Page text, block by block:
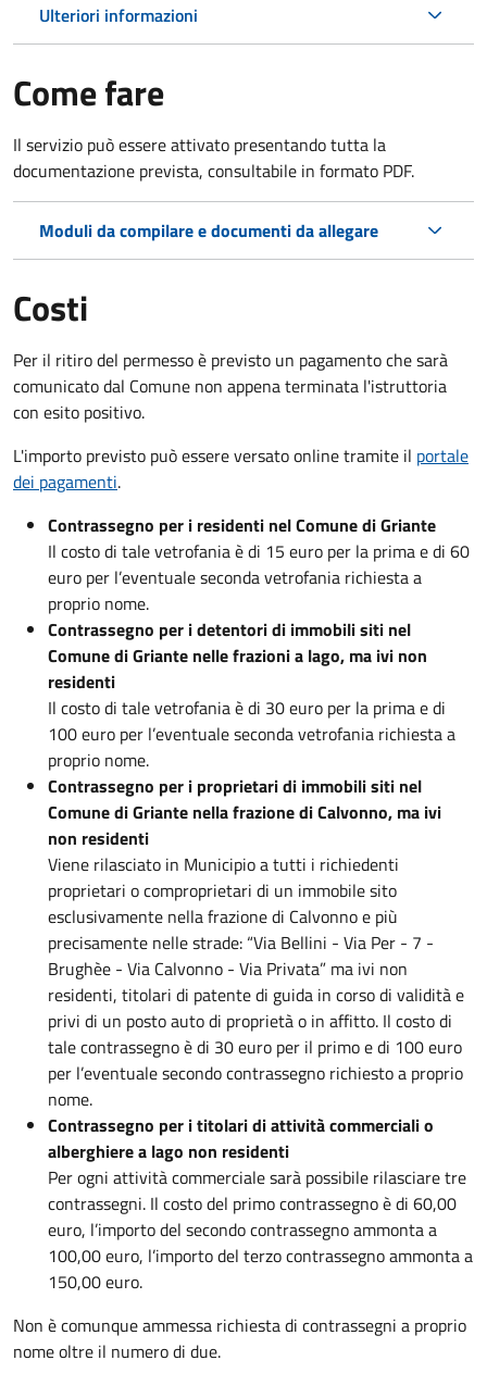
Ulteriori informazioni
Come fare
Il servizio può essere attivato presentando tutta la
documentazione prevista, consultabile in formato PDF.
Moduli da compilare e documenti da allegare
Costi
Per il ritiro del permesso è previsto un pagamento che sarà
comunicato dal Comune non appena terminata l'istruttoria
con esito positivo.
L'importo previsto può essere versato online tramite il portale
dei pagamenti.
Contrassegno per i residenti nel Comune di Griante
Il costo di tale vetrofania è di 15 euro per la prima e di 60
euro per l’eventuale seconda vetrofania richiesta a
proprio nome.
Contrassegno per i detentori di immobili siti nel
Comune di Griante nelle frazioni a lago, ma ivi non
residenti
Il costo di tale vetrofania è di 30 euro per la prima e di
100 euro per l’eventuale seconda vetrofania richiesta a
proprio nome.
Contrassegno per i proprietari di immobili siti nel
Comune di Griante nella frazione di Calvonno, ma ivi
non residenti
Viene rilasciato in Municipio a tutti i richiedenti
proprietari o comproprietari di un immobile sito
esclusivamente nella frazione di Calvonno e più
precisamente nelle strade: “Via Bellini - Via Per - 7 -
Brughèe - Via Calvonno - Via Privata” ma ivi non
residenti, titolari di patente di guida in corso di validità e
privi di un posto auto di proprietà o in affitto. Il costo di
tale contrassegno è di 30 euro per il primo e di 100 euro
per l’eventuale secondo contrassegno richiesto a proprio
nome.
Contrassegno per i titolari di attività commerciali o
alberghiere a lago non residenti
Per ogni attività commerciale sarà possibile rilasciare tre
contrassegni. Il costo del primo contrassegno è di 60,00
euro, l’importo del secondo contrassegno ammonta a
100,00 euro, l’importo del terzo contrassegno ammonta a
150,00 euro.
Non è comunque ammessa richiesta di contrassegni a proprio
nome oltre il numero di due.